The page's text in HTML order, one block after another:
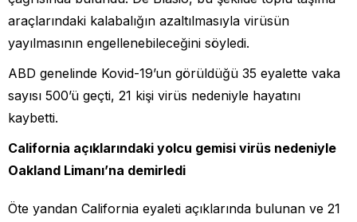
araçlarındaki kalabalığın azaltılmasıyla virüsün
yayılmasının engellenebileceğini söyledi.
ABD genelinde Kovid-19’un görüldüğü 35 eyalette vaka
sayısı 500’ü geçti, 21 kişi virüs nedeniyle hayatını
kaybetti.
California açıklarındaki yolcu gemisi virüs nedeniyle
Oakland Limanı’na demirledi
Öte yandan California eyaleti açıklarında bulunan ve 21